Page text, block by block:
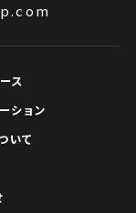
ス
ション
いて